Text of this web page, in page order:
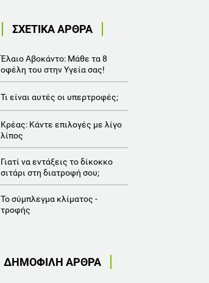
ΣΧΕΤΙΚΑ ΑΡΘΡΑ
Έλαιο Αβοκάντο: Μάθε τα 8
οφέλη του στην Υγεία σας!
Τι είναι αυτές οι υπερτροφές;
Κρέας: Κάντε επιλογές με λίγο
λίπος
Γιατί να εντάξεις το δίκοκκο
σιτάρι στη διατροφή σου;
Το σύμπλεγμα κλίματος -
τροφής
ΔΗΜΟΦΙΛΗ ΑΡΘΡΑ